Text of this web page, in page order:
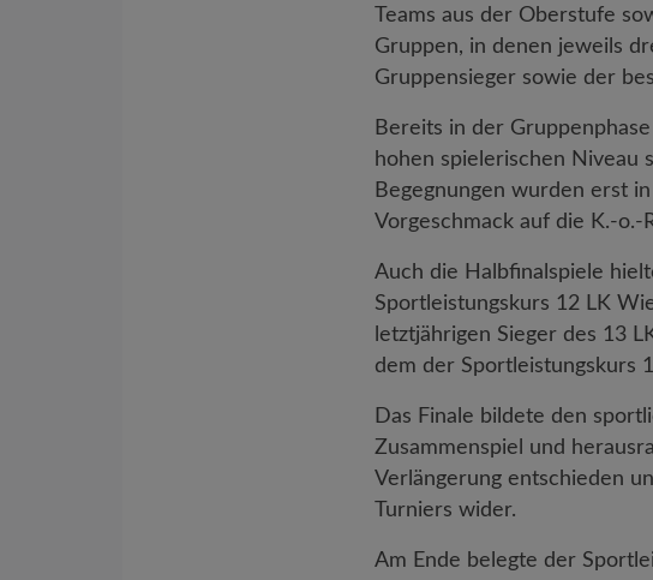
Teams aus der Oberstufe
Gruppen, in denen jeweils
Gruppensieger sowie der
Bereits in der
hohen spielerischen Niveau
Begegnungen wurden erst
Vorgeschmack auf die K.-o.-
Auch die Halbfinalspiele
Sportleistungskurs 12 LK
letztjährigen Sieger des 13
dem der Sportleistungskurs
Das Finale bildete den
Zusammenspiel und
Verlängerung entschieden
Turniers wider.
Am Ende belegte der